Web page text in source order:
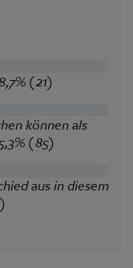
(21)
können als
(85)
aus in diesem